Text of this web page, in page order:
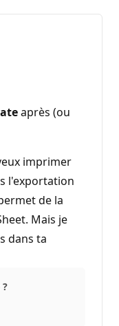
après (ou
imprimer
l'exportation
de la
Mais je
dans ta